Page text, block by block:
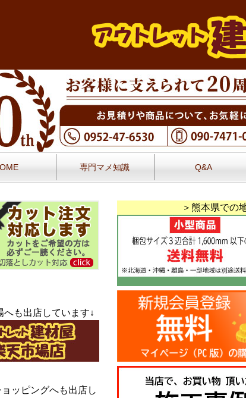
専門マメ知識 Q&A
＞熊本県での
へも出店しています↓
ョッピングへも出店し